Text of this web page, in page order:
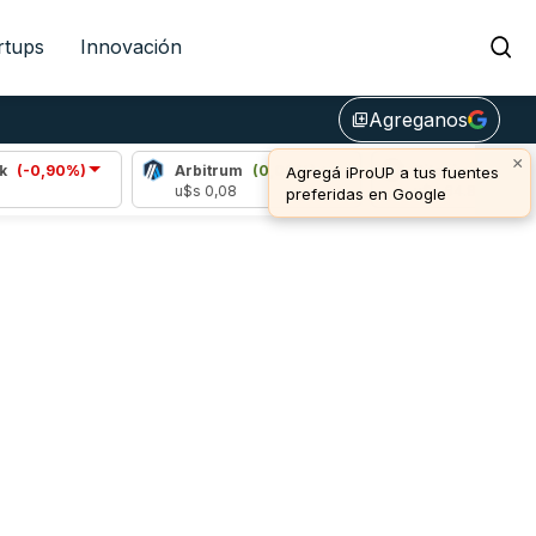
Innovación
library_addAgreganos
×
Agregá iProUP a tus fuentes
preferidas en Google
(-0,90%)
Arbitrum
(0,00%)
u$s 0,08
Bitcoin
(0,79%)
u$s 64.849,00